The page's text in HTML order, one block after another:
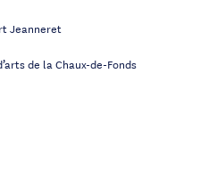
Jeanneret
de la Chaux-de-Fonds